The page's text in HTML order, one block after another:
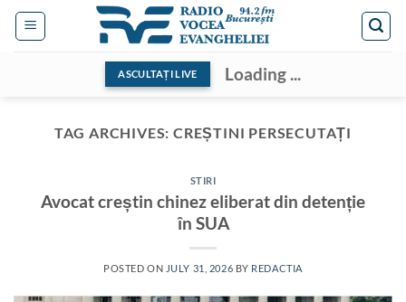
Skip
ASCULTAȚI LIVE Loading ...
TAG ARCHIVES:CREȘTINI PERSECUTAȚI
STIRI
Avocat creștin chinez eliberat din detenție
în SUA
POSTED ON JULY 31, 2026 BY REDACTIA